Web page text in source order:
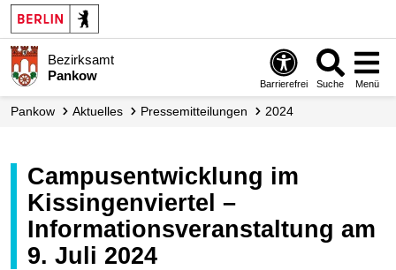
Bezirksamt
Pankow
Barrierefrei Suche Menü
Pankow Aktuelles Presse­mitteilungen 2024
Campusentwicklung im
Kissingenviertel –
Informationsveranstaltung am
9. Juli 2024